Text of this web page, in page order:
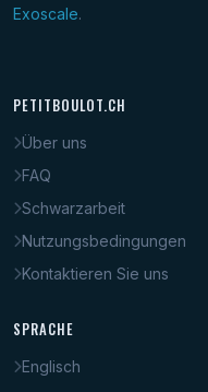
Exoscale.
PETITBOULOT.CH
Über uns
FAQ
Schwarzarbeit
Nutzungsbedingungen
Kontaktieren Sie uns
SPRACHE
Englisch